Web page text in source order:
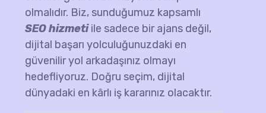
olmalıdır. Biz, sunduğumuz kapsamlı
SEO hizmetiile sadece bir ajans değil,
dijital başarı yolculuğunuzdaki en
güvenilir yol arkadaşınız olmayı
hedefliyoruz. Doğru seçim, dijital
dünyadaki en kârlı iş kararınız olacaktır.